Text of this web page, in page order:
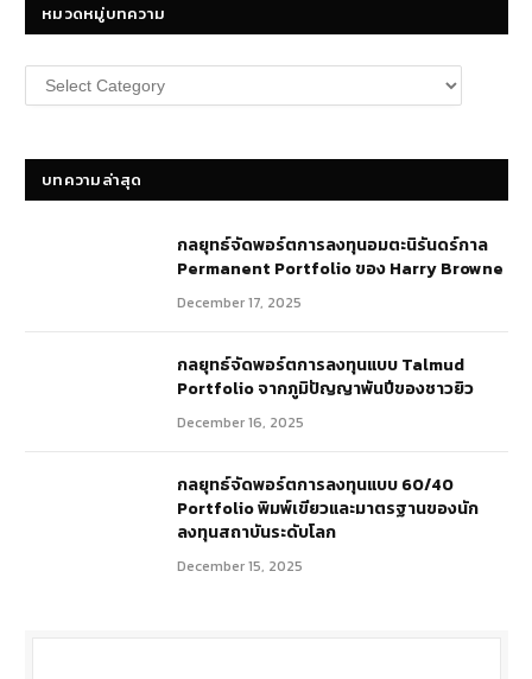
หมวดหมู่บทความ
หมวด
หมู่
บทความล่าสุด
กลยุทธ์​จัดพอร์ตการลงทุนอมตะนิรันดร์กาล
Permanent Portfolio ของ Harry Browne
December 17, 2025
กลยุทธ์จัดพอร์ตการลงทุนแบบ Talmud
Portfolio จากภูมิปัญญาพันปีของชาวยิว
December 16, 2025
กลยุทธ์จัดพอร์ตการลงทุนแบบ 60/40
Portfolio พิมพ์เขียวและมาตรฐานของนัก
ลงทุนสถาบันระดับโลก
December 15, 2025